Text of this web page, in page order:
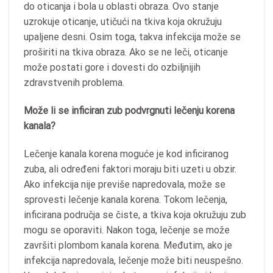
do oticanja i bola u oblasti obraza. Ovo stanje
uzrokuje oticanje, utičući na tkiva koja okružuju
upaljene desni. Osim toga, takva infekcija može se
proširiti na tkiva obraza. Ako se ne leči, oticanje
može postati gore i dovesti do ozbiljnijih
zdravstvenih problema.
Može li se inficiran zub podvrgnuti lečenju korena
kanala?
Lečenje kanala korena moguće je kod inficiranog
zuba, ali određeni faktori moraju biti uzeti u obzir.
Ako infekcija nije previše napredovala, može se
sprovesti lečenje kanala korena. Tokom lečenja,
inficirana područja se čiste, a tkiva koja okružuju zub
mogu se oporaviti. Nakon toga, lečenje se može
završiti plombom kanala korena. Međutim, ako je
infekcija napredovala, lečenje može biti neuspešno.